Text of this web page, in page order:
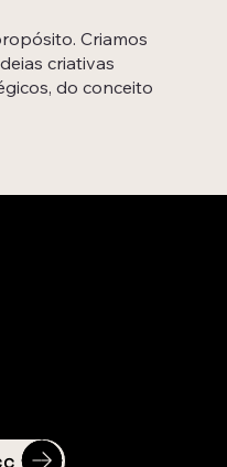
Criamos
criativas
do conceito